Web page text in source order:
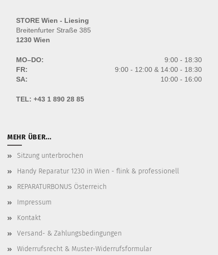
STORE Wien - Liesing
Breitenfurter Straße 385
1230 Wien
MO–DO:
9:00 - 18:30
FR:
9:00 - 12:00 & 14:00 - 18:30
SA:
10:00 - 16:00
TEL: +43 1 890 28 85
MEHR ÜBER...
Sitzung unterbrochen
Handy Reparatur 1230 in Wien - flink & professionell
REPARATURBONUS Österreich
Impressum
Kontakt
Versand- & Zahlungsbedingungen
Widerrufsrecht & Muster-Widerrufsformular